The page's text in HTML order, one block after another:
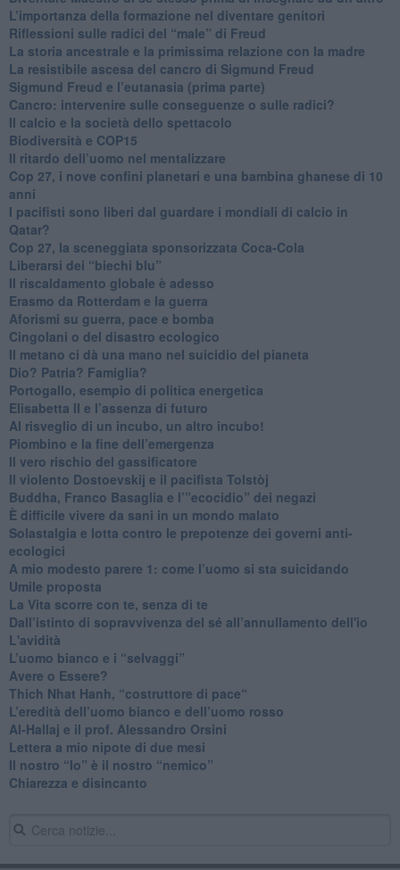
L’importanza della formazione nel diventare genitori
Riflessioni sulle radici del “male” di Freud
​La storia ancestrale e la primissima relazione con la madre
​La resistibile ascesa del cancro di Sigmund Freud
Sigmund Freud e l’eutanasia (prima parte)
Cancro: intervenire sulle conseguenze o sulle radici?
​Il calcio e la società dello spettacolo
Biodiversità e COP15
​Il ritardo dell’uomo nel mentalizzare
​Cop 27, i nove confini planetari e una bambina ghanese di 10
anni
​I pacifisti sono liberi dal guardare i mondiali di calcio in
Qatar?
​Cop 27, la sceneggiata sponsorizzata Coca-Cola
​Liberarsi dei “biechi blu”
Il riscaldamento globale è adesso
​Erasmo da Rotterdam e la guerra
​Aforismi su guerra, pace e bomba
Cingolani o del disastro ecologico
​Il metano ci dà una mano nel suicidio del pianeta
​Dio? Patria? Famiglia?
Portogallo, esempio di politica energetica
​Elisabetta II e l’assenza di futuro
Al risveglio di un incubo, un altro incubo!
​Piombino e la fine dell’emergenza
​Il vero rischio del gassificatore
​Il violento Dostoevskij e il pacifista Tolstòj
​Buddha, Franco Basaglia e l’”ecocidio” dei negazi
​È difficile vivere da sani in un mondo malato
Solastalgia e lotta contro le prepotenze dei governi anti-
ecologici
​A mio modesto parere 1: come l’uomo si sta suicidando
​Umile proposta
​La Vita scorre con te, senza di te
​Dall’istinto di sopravvivenza del sé all’annullamento dell'io
L'avidità
​L’uomo bianco e i “selvaggi”
​Avere o Essere?
​Thich Nhat Hanh, “costruttore di pace“
​L’eredità dell’uomo bianco e dell’uomo rosso
Al-Hallaj e il prof. Alessandro Orsini
​Lettera a mio nipote di due mesi
​Il nostro “Io” è il nostro “nemico”
​Chiarezza e disincanto